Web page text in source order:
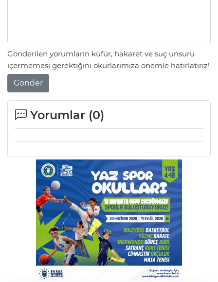
Gönderilen yorumların küfür, hakaret ve suç unsuru
içermemesi gerektiğini okurlarımıza önemle hatırlatırız!
Gönder
Yorumlar (0)